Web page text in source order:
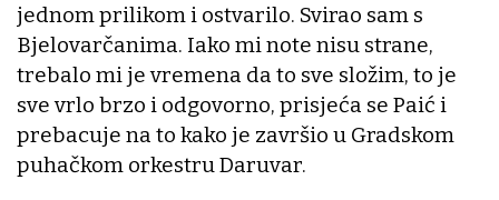
jednom prilikom i ostvarilo. Svirao sam s
Bjelovarčanima. Iako mi note nisu strane,
trebalo mi je vremena da to sve složim, to je
sve vrlo brzo i odgovorno, prisjeća se Paić i
prebacuje na to kako je završio u Gradskom
puhačkom orkestru Daruvar.